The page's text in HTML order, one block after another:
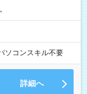
ソコンスキル不要
詳細へ